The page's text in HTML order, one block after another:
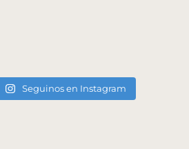
Seguinos en Instagram